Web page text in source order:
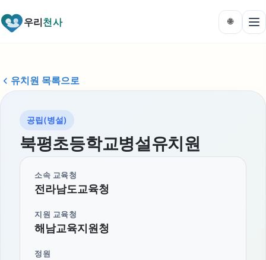
우리천사 🌐
유치원 목록으로
공립(병설)
북평초등학교병설유치원
소속 교육청
전라남도교육청
지원 교육청
해남교육지원청
정원